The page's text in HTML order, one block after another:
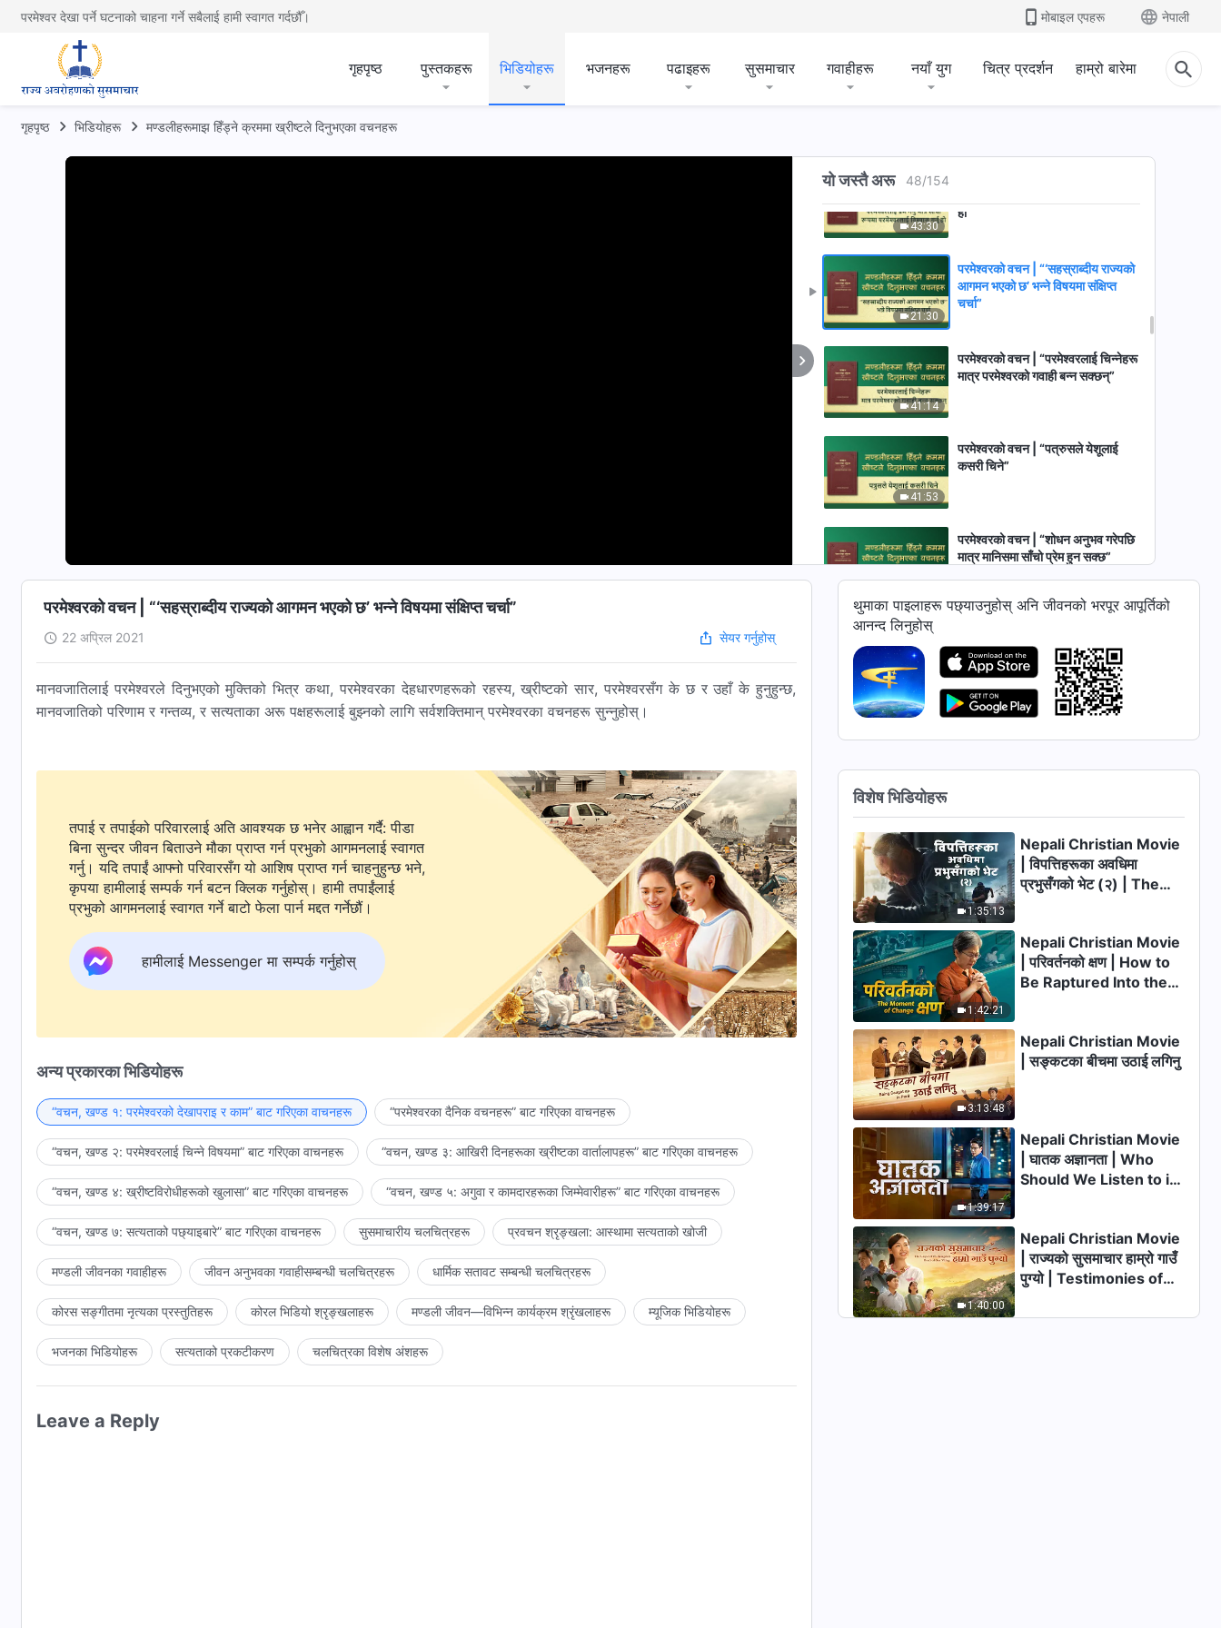
परमेश्वर देखा पर्ने घटनाको चाहना गर्ने सबैलाई हामी स्वागत गर्दछौँ। मोबाइल एपहरू नेपाली
गृहपृष्ठ पुस्तकहरू भिडियोहरू भजनहरू पढाइहरू सुसमाचार गवाहीहरू नयाँ युग चित्र प्रदर्शन हाम्रो बारेमा
गृहपृष्ठ भिडियोहरू मण्डलीहरूमाझ हिँड्ने क्रममा ख्रीष्‍टले दिनुभएका वचनहरू
यो जस्तै अरू 48/154
शोधनको प्रक्रियाबाट भएर जानैपर्छ”
43:30
हो”
21:30
परमेश्‍वरको वचन | “‘सहस्राब्दीय राज्यको
आगमन भएको छ’ भन्ने विषयमा संक्षिप्त
चर्चा”
41:14
परमेश्‍वरको वचन | “परमेश्‍वरलाई चिन्‍नेहरू
मात्र परमेश्‍वरको गवाही बन्‍न सक्छन्”
41:53
परमेश्‍वरको वचन | “पत्रुसले येशूलाई
कसरी चिने”
परमेश्‍वरको वचन | “शोधन अनुभव गरेपछि
मात्र मानिसमा साँचो प्रेम हुन सक्छ”
46:24
गर्नेहरू सदाको लागि उहाँको ज्योतिभित्र
जिउनेछन्‌‌”
35:08
परमेश्‍वरको वचन | “अभ्यासमा ध्यान
केन्द्रित गर्नेहरूलाई मात्र सिद्ध तुल्याउन
29:32
25:37
परमेश्‍वरको वचन | “सत्यताको अभ्यास
नगर्नेहरूलाई एउटा चेतावनी”
43:53
परमेश्‍वरको वचन | “तिमीले
परमेश्‍वरप्रतिको आफ्नो भक्ति कायम
राख्नुपर्छ”
23:19
परमेश्‍वरको वचन | “के तँ जीवित भएको
व्यक्ति होस्?”
29:10
परमेश्‍वरको वचन | “अपरिवर्तित स्वभाव
हुनु भनेको परमेश्‍वरसँगको शत्रुतामा हुनु
हो”
28:25
परमेश्‍वरको वचन | “परमेश्‍वरलाई नचिन्‍ने
सबै मानिसहरू परमेश्‍वरको विरोध गर्ने
मानिसहरू हुन्”
परमेश्‍वरको वचन | “‘सहस्राब्दीय राज्यको आगमन भएको छ’ भन्ने विषयमा संक्षिप्त चर्चा”
22 अप्रिल 2021 सेयर गर्नुहोस्
मानवजातिलाई परमेश्‍वरले दिनुभएको मुक्तिको भित्र कथा, परमेश्‍वरका देहधारणहरूको रहस्य, ख्रीष्टको सार, परमेश्‍वरसँग के छ र उहाँ के हुनुहुन्छ,
मानवजातिको परिणाम र गन्तव्य, र सत्यताका अरू पक्षहरूलाई बुझ्‍नको लागि सर्वशक्तिमान्‌ परमेश्‍वरका वचनहरू सुन्‍नुहोस्।
तपाई र तपाईको परिवारलाई अति आवश्यक छ भनेर आह्वान गर्दै: पीडा
बिना सुन्दर जीवन बिताउने मौका प्राप्त गर्न प्रभुको आगमनलाई स्वागत
गर्नु। यदि तपाईं आफ्नो परिवारसँग यो आशिष प्राप्त गर्न चाहनुहुन्छ भने,
कृपया हामीलाई सम्पर्क गर्न बटन क्लिक गर्नुहोस्। हामी तपाईंलाई
प्रभुको आगमनलाई स्वागत गर्ने बाटो फेला पार्न मद्दत गर्नेछौं।
हामीलाई Messenger मा सम्पर्क गर्नुहोस्
अन्य प्रकारका भिडियोहरू
“वचन, खण्ड १: परमेश्‍वरको देखापराइ र काम” बाट गरिएका वाचनहरू “परमेश्‍वरका दैनिक वचनहरू” बाट गरिएका वाचनहरू
“वचन, खण्ड २: परमेश्‍वरलाई चिन्‍ने विषयमा” बाट गरिएका वाचनहरू “वचन, खण्ड ३: आखिरी दिनहरूका ख्रीष्टका वार्तालापहरू” बाट गरिएका वाचनहरू
“वचन, खण्ड ४: ख्रीष्टविरोधीहरूको खुलासा” बाट गरिएका वाचनहरू “वचन, खण्ड ५: अगुवा र कामदारहरूका जिम्‍मेवारीहरू” बाट गरिएका वाचनहरू
“वचन, खण्ड ७: सत्यताको पछ्याइबारे” बाट गरिएका वाचनहरू सुसमाचारीय चलचित्रहरू प्रवचन श्रृङ्खला: आस्थामा सत्यताको खोजी
मण्डली जीवनका गवाहीहरू जीवन अनुभवका गवाहीसम्‍बन्धी चलचित्रहरू धार्मिक सतावट सम्‍बन्धी चलचित्रहरू
कोरस सङ्गीतमा नृत्यका प्रस्तुतिहरू कोरल भिडियो श्रृङ्खलाहरू मण्डली जीवन—विभिन्‍न कार्यक्रम श्रृंखलाहरू म्यूजिक भिडियोहरू
भजनका भिडियोहरू सत्यताको प्रकटीकरण चलचित्रका विशेष अंशहरू
Leave a Reply
थुमाका पाइलाहरू पछ्याउनुहोस् अनि जीवनको भरपूर आपूर्तिको
आनन्द लिनुहोस्
विशेष भिडियोहरू
1:35:13
Nepali Christian Movie
| विपत्तिहरूका अवधिमा
प्रभुसँगको भेट (२) | The
We Enter the Kingdom
of God?
1:42:21
Nepali Christian Movie
| परिवर्तनको क्षण | How to
Be Raptured Into the
3:13:48
Nepali Christian Movie
| सङ्कटका बीचमा उठाई लगिनु
1:39:17
Nepali Christian Movie
| घातक अज्ञानता | Who
Should We Listen to in
1:40:00
Nepali Christian Movie
| राज्यको सुसमाचार हाम्रो गाउँ
पुग्यो | Testimonies of
the Lord's Return